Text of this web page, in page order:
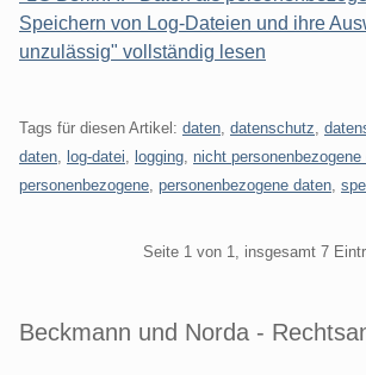
Speichern von Log-Dateien und ihre
unzulässig" vollständig lesen
Tags für diesen Artikel: daten datenschutz
daten
log-datei logging nicht personenbezogene
personenbezogene personenbezogene daten
Seite 1 von 1, insgesamt 7
Beckmann und Norda -